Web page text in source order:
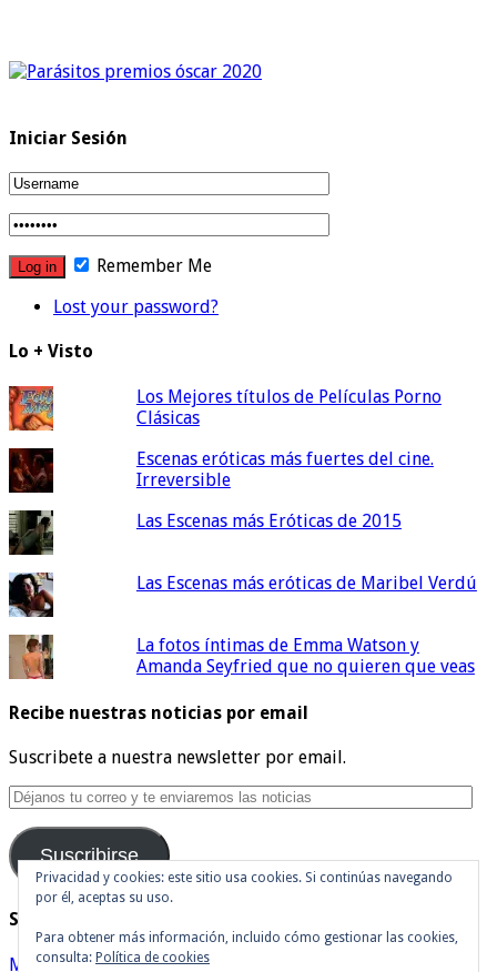
Iniciar Sesión
Remember Me
Lost your password?
Lo + Visto
Los Mejores títulos de Películas Porno
Clásicas
Escenas eróticas más fuertes del cine.
Irreversible
Las Escenas más Eróticas de 2015
Las Escenas más eróticas de Maribel Verdú
La fotos íntimas de Emma Watson y
Amanda Seyfried que no quieren que veas
Recibe nuestras noticias por email
Suscribete a nuestra newsletter por email.
Déjanos
tu
correo
y
te
enviaremos
las
noticias
Suscribirse
Síguenos en Twitter
Mis tuits
Privacidad y cookies: este sitio usa cookies. Si continúas navegando
por él, aceptas su uso.
Para obtener más información, incluido cómo gestionar las cookies,
consulta: Política de cookies